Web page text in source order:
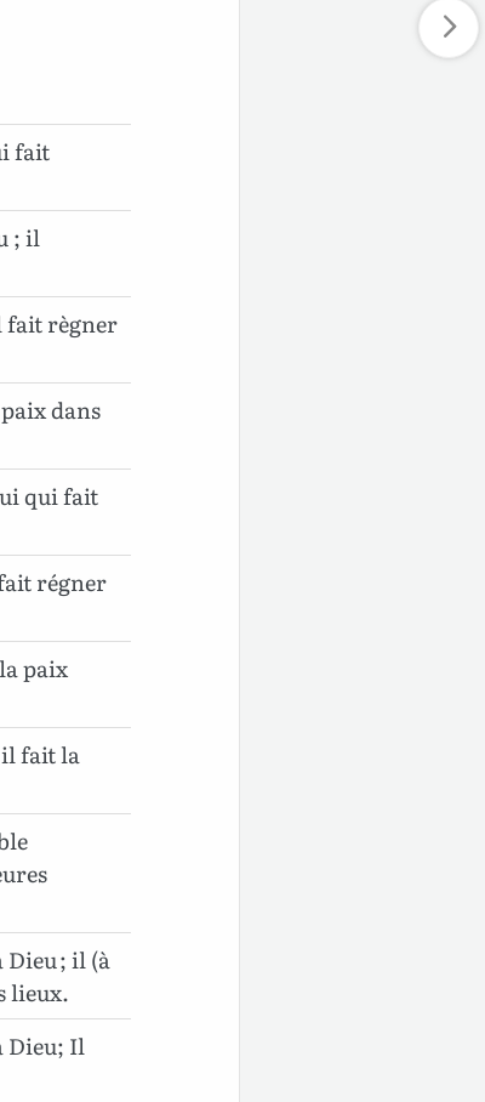
fait
; il
fait règner
dans
qui fait
régner
paix
fait la
; il (à
lieux.
Dieu; Il